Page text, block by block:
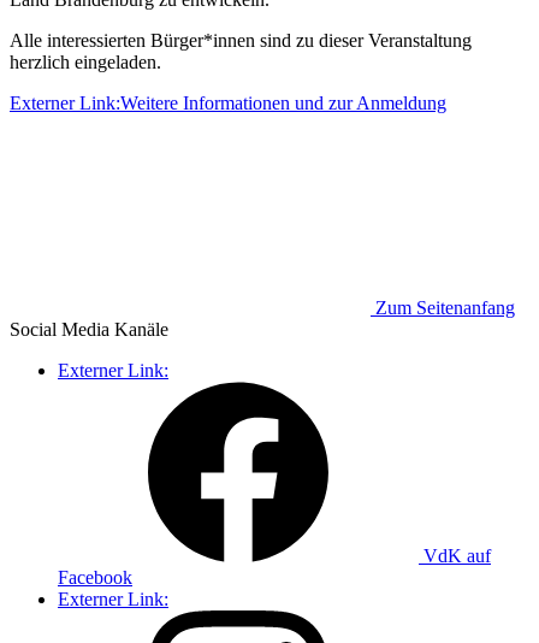
Alle interessierten Bürger*innen sind zu dieser Veranstaltung
herzlich eingeladen.
Externer Link:Weitere Informationen und zur Anmeldung
Zum Seitenanfang
Social Media Kanäle
Externer Link:
VdK auf
Facebook
Externer Link: